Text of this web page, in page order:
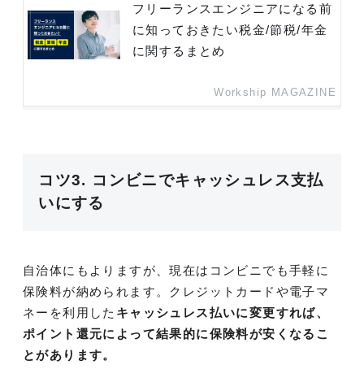
フリーランスエンジニアになる前
に知っておきたい税金/節税/年金
に関するまとめ
Workship MAGAZINE
コツ3. コンビニでキャッシュレス支払
いにする
自治体にもよりますが、現在はコンビニでも手軽に
保険料が納められます。クレジットカードや電子マ
ネーを利用した キャッシュレス払いに変更すれば、
ポイント還元によって結果的に保険料が安くなるこ
とがあります。